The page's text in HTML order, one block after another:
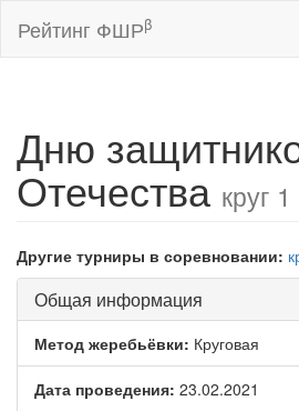
Рейтинг ФШРβ
Дню
Отечества круг 1
Другие турниры в соревновании:
Общая информация
Метод жеребьёвки: Круговая
Дата проведения: 23.02.2021